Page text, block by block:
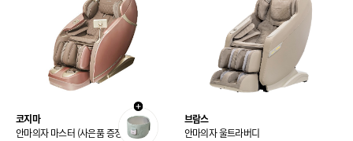
코지마
안마의자 마스터 (사은품 증정)
브람스
안마의자 울트라버디